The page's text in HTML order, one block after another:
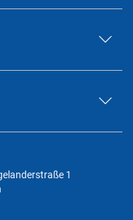
1